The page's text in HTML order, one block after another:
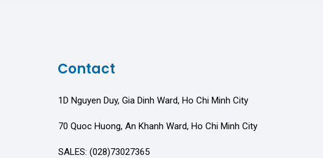
Contact
1D Nguyen Duy, Gia Dinh Ward, Ho Chi Minh City
70 Quoc Huong, An Khanh Ward, Ho Chi Minh City
SALES: (028)73027365